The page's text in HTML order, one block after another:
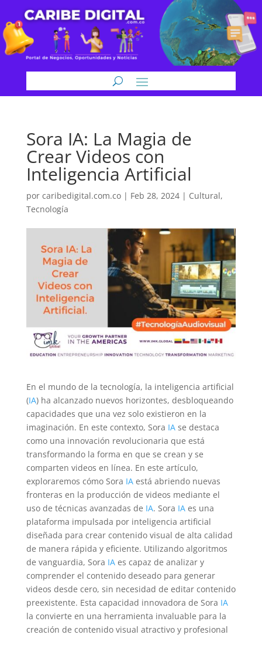
Sora IA: La Magia de
Crear Videos con
Inteligencia Artificial
por caribedigital.com.co| Feb 28, 2024| Cultural,
Tecnología
En el mundo de la tecnología, la inteligencia artificial
(IA) ha alcanzado nuevos horizontes, desbloqueando
capacidades que una vez solo existieron en la
imaginación. En este contexto, Sora IAse destaca
como una innovación revolucionaria que está
transformando la forma en que se crean y se
comparten videos en línea. En este artículo,
exploraremos cómo Sora IAestá abriendo nuevas
fronteras en la producción de videos mediante el
uso de técnicas avanzadas de IA. Sora IAes una
plataforma impulsada por inteligencia artificial
diseñada para crear contenido visual de alta calidad
de manera rápida y eficiente. Utilizando algoritmos
de vanguardia, Sora IAes capaz de analizar y
comprender el contenido deseado para generar
videos desde cero, sin necesidad de editar contenido
preexistente. Esta capacidad innovadora de Sora IA
la convierte en una herramienta invaluable para la
creación de contenido visual atractivo y profesional